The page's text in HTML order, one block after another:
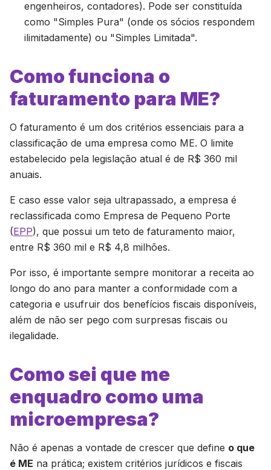
engenheiros, contadores). Pode ser constituída
como "Simples Pura" (onde os sócios respondem
ilimitadamente) ou "Simples Limitada".
Como funciona o
faturamento para ME?
O faturamento é um dos critérios essenciais para a
classificação de uma empresa como ME. O limite
estabelecido pela legislação atual é de R$ 360 mil
anuais.
E caso esse valor seja ultrapassado, a empresa é
reclassificada como Empresa de Pequeno Porte
(EPP), que possui um teto de faturamento maior,
entre R$ 360 mil e R$ 4,8 milhões.
Por isso, é importante sempre monitorar a receita ao
longo do ano para manter a conformidade com a
categoria e usufruir dos benefícios fiscais disponíveis,
além de não ser pego com surpresas fiscais ou
ilegalidade.
Como sei que me
enquadro como uma
microempresa?
Não é apenas a vontade de crescer que define o que
é ME na prática; existem critérios jurídicos e fiscais